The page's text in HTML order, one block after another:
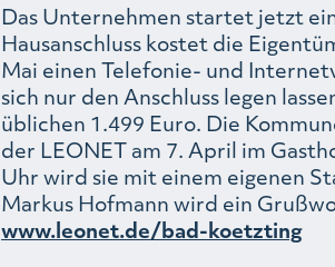
Das Unternehmen startet jetzt
Hausanschluss kostet die
Mai einen Telefonie- und
sich nur den Anschluss legen
üblichen 1.499 Euro. Die
der LEONET am 7. April im
Uhr wird sie mit einem eigenen
Markus Hofmann wird ein
www.leonet.de/bad-koetzting